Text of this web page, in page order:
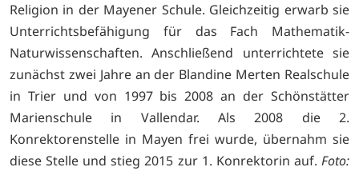
Religion in der Mayener Schule. Gleichzeitig erwarb sie
Unterrichtsbefähigung für das Fach Mathematik-
Naturwissenschaften. Anschließend unterrichtete sie
zunächst zwei Jahre an der Blandine Merten Realschule
in Trier und von 1997 bis 2008 an der Schönstätter
Marienschule in Vallendar. Als 2008 die 2.
Konrektorenstelle in Mayen frei wurde, übernahm sie
diese Stelle und stieg 2015 zur 1. Konrektorin auf. Foto: